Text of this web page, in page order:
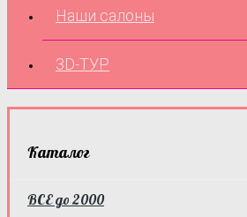
Наши салоны
3D-ТУР
Каталог
ВСЕ до 2000